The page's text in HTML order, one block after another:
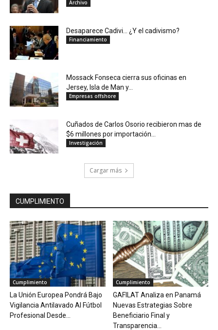
Archivo
Desaparece Cadivi… ¿Y el cadivismo?
Financiamiento
Mossack Fonseca cierra sus oficinas en
Jersey, Isla de Man y...
Empresas offshore
Cuñados de Carlos Osorio recibieron mas de
$6 millones por importación...
Investigación
Cargar más
CUMPLIMIENTO
Cumplimiento
La Unión Europea Pondrá Bajo
Vigilancia Antilavado Al Fútbol
Profesional Desde...
Cumplimiento
GAFILAT Analiza en Panamá
Nuevas Estrategias Sobre
Beneficiario Final y
Transparencia...